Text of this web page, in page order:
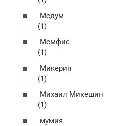
Медум
(1)
Мемфис
(1)
Микерин
(1)
Михаил Микешин
(1)
мумия